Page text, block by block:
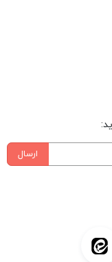
ارسال